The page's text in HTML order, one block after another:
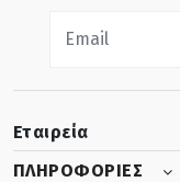
Εταιρεία
ΠΛΗΡΟΦΟΡΙΕΣ